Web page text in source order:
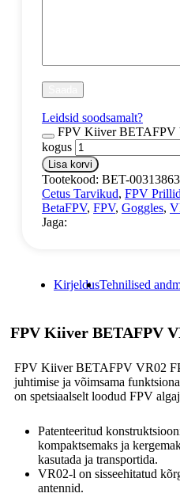
Leidsid soodsamalt?
FPV Kiiver BETAFPV
kogus
Lisa korvi
Tootekood: BET-00313863
Cetus Tarvikud, FPV
BetaFPV, FPV, Goggles,
Jaga:
KirjeldusTehnilised
FPV Kiiver BETAFPV
FPV Kiiver BETAFPV VR02
juhtimise ja võimsama
on spetsiaalselt loodud FPV
Patenteeritud
kompaktsemaks ja
kasutada ja transportida.
VR02-l on sisseehitatud
antennid.